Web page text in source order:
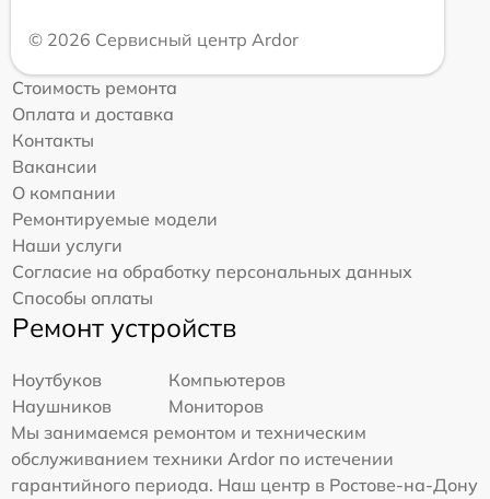
© 2026 Сервисный центр Ardor
Стоимость ремонта
Оплата и доставка
Контакты
Вакансии
О компании
Ремонтируемые модели
Наши услуги
Согласие на обработку персональных данных
Способы оплаты
Ремонт устройств
Ноутбуков
Компьютеров
Наушников
Мониторов
Мы занимаемся ремонтом и техническим
обслуживанием техники Ardor по истечении
гарантийного периода. Наш центр в Ростове-на-Дону